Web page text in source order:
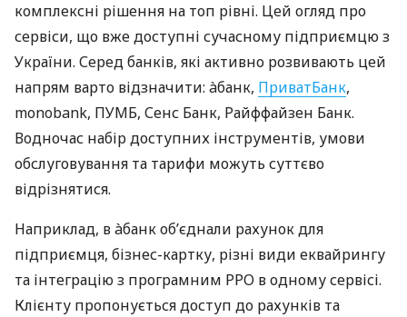
комплексні рішення на топ рівні. Цей огляд про
сервіси, що вже доступні сучасному підприємцю з
України. Серед банків, які активно розвивають цей
напрям варто відзначити: àбанк, ПриватБанк,
monobank, ПУМБ, Сенс Банк, Райффайзен Банк.
Водночас набір доступних інструментів, умови
обслуговування та тарифи можуть суттєво
відрізнятися.
Наприклад, в àбанк об’єднали рахунок для
підприємця, бізнес-картку, різні види еквайрингу
та інтеграцію з програмним РРО в одному сервісі.
Клієнту пропонується доступ до рахунків та